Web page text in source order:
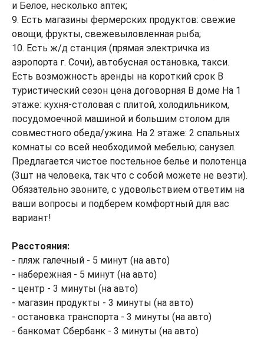
и Белое, несколько аптек;
9. Есть магазины фермерских продуктов: свежие
овощи, фрукты, свежевыловленная рыба;
10. Есть ж/д станция (прямая электричка из
аэропорта г. Сочи), автобусная остановка, такси.
Есть возможность аренды на короткий срок В
туристический сезон цена договорная В доме На 1
этаже: кухня-столовая с плитой, холодильником,
посудомоечной машиной и большим столом для
совместного обеда/ужина. На 2 этаже: 2 спальных
комнаты со всей необходимой мебелью; санузел.
Предлагается чистое постельное белье и полотенца
(3шт на человека, так что с собой можете не везти).
Обязательно звоните, с удовольствием ответим на
ваши вопросы и подберем комфортный для вас
вариант!
Расстояния:
- пляж галечный - 5 минут (на авто)
- набережная - 5 минут (на авто)
- центр - 3 минуты (на авто)
- магазин продукты - 3 минуты (на авто)
- остановка транспорта - 3 минуты (на авто)
- банкомат Сбербанк - 3 минуты (на авто)